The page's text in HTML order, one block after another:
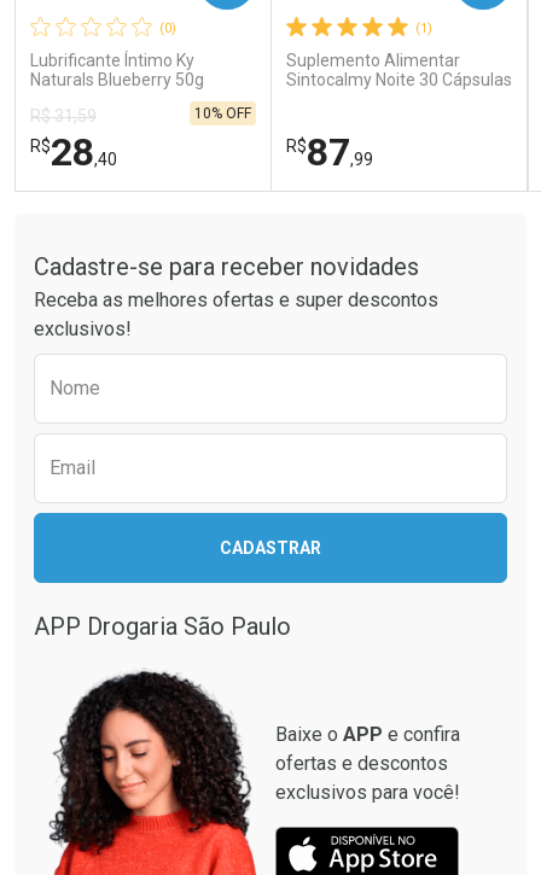
Comprar sem Desconto
Por R$ 189,99/cada
Comprar sem Desconto
Por R$ 189,99/cada
Comprar sem Desconto
Por R$ 26,99/cada
Comprar sem Desconto
Por R$ 26,99/cada
(0)
Lubrificante Íntimo Ky
Naturals Blueberry 50g
R$ 31,59
R$28,40
10% OFF
Laboratório
Comprar sem Desconto
Por Menos
Comprar sem Desconto
(1)
Suplemento Alimentar
Sintocalmy Noite 30 Cápsulas
R$87,99
Laboratório
Comprar sem Desconto
Por Menos
Comprar sem Desconto
Cadastre-se para receber novidades
Receba as melhores ofertas e super descontos
exclusivos!
Nome
Email
CADASTRAR
APP Drogaria São Paulo
Baixe o APP e confira
ofertas e descontos
exclusivos para você!